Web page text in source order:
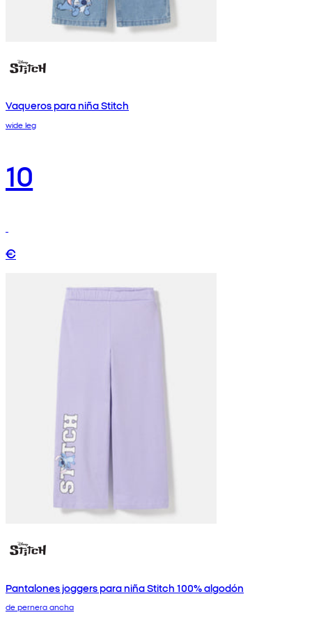
Vaqueros para niña Stitch
wide leg
10
€
Pantalones joggers para niña Stitch 100% algodón
de pernera ancha